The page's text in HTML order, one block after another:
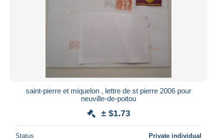
Seller's residence
saint-pierre et miquelon , lettre de st pierre 2006 pour
neuville-de-poitou
± $1.73
Status Private individual